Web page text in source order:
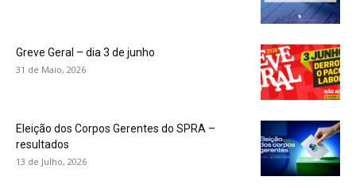
Greve Geral – dia 3 de junho
31 de Maio, 2026
Eleição dos Corpos Gerentes do SPRA –
resultados
13 de Julho, 2026